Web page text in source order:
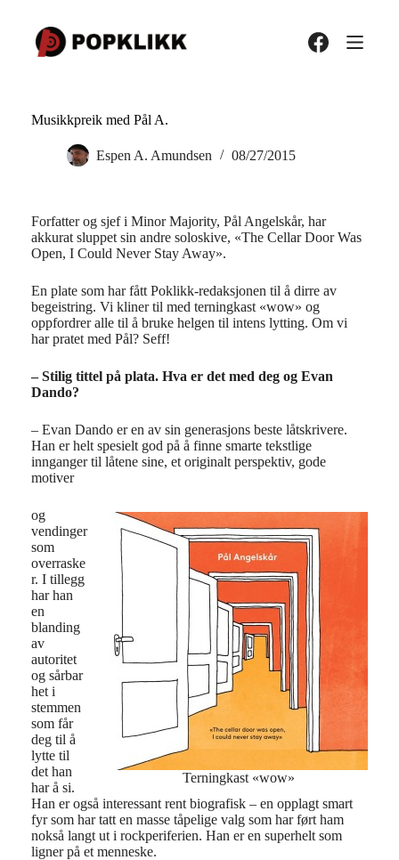
innholdet
Musikkpreik med Pål A.
Espen A. Amundsen 08/27/2015
Forfatter og sjef i Minor Majority, Pål Angelskår, har
akkurat sluppet sin andre soloskive, «The Cellar Door Was
Open, I Could Never Stay Away».
En plate som har fått Poklikk-redaksjonen til å dirre av
begeistring. Vi kliner til med terningkast «wow» og
oppfordrer alle til å bruke helgen til intens lytting. Om vi
har pratet med Pål? Seff!
– Stilig tittel på plata. Hva er det med deg og Evan
Dando?
– Evan Dando er en av sin generasjons beste låtskrivere.
Han er helt spesielt god på å finne smarte tekstlige
innganger til låtene sine, et originalt perspektiv, gode
motiver
Terningkast «wow»
og
vendinger
som
overraske
r. I tillegg
har han
en
blanding
av
autoritet
og sårbar
het i
stemmen
som får
deg til å
lytte til
det han
har å si.
Han er også interessant rent biografisk – en opplagt smart
fyr som har tatt en masse tåpelige valg som har ført ham
nokså langt ut i rockperiferien. Han er en superhelt som
ligner på et menneske.